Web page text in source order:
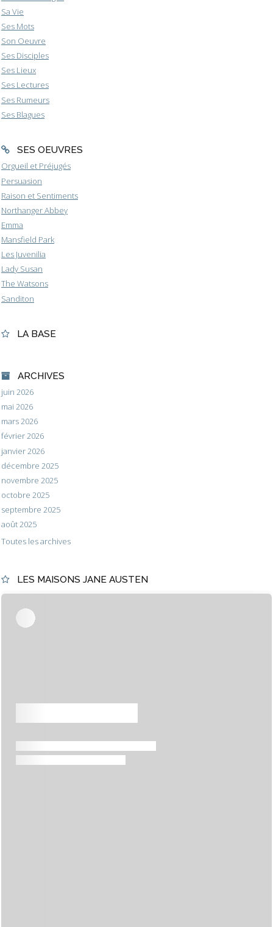
Sa Vie
Ses Mots
Son Oeuvre
Ses Disciples
Ses Lieux
Ses Lectures
Ses Rumeurs
Ses Blagues
SES OEUVRES
Orgueil et Préjugés
Persuasion
Raison et Sentiments
Northanger Abbey
Emma
Mansfield Park
Les Juvenilia
Lady Susan
The Watsons
Sanditon
LA BASE
ARCHIVES
juin 2026
mai 2026
mars 2026
février 2026
janvier 2026
décembre 2025
novembre 2025
octobre 2025
septembre 2025
août 2025
Toutes les archives
LES MAISONS JANE AUSTEN